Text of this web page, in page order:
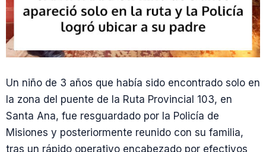
Un niño de 3 años que había sido encontrado solo en
la zona del puente de la Ruta Provincial 103, en
Santa Ana, fue resguardado por la Policía de
Misiones y posteriormente reunido con su familia,
tras un rápido operativo encabezado por efectivos